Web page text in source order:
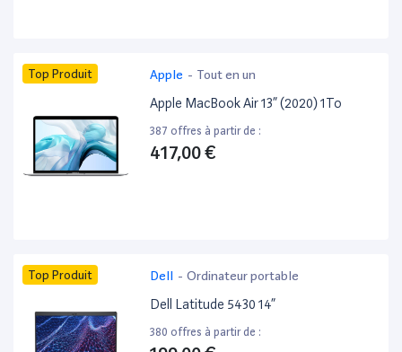
Top Produit Apple - Tout en un
Apple MacBook Air 13” (2020) 1To
387 offres à partir de :
417,00 €
Top Produit Dell - Ordinateur portable
Dell Latitude 5430 14”
380 offres à partir de :